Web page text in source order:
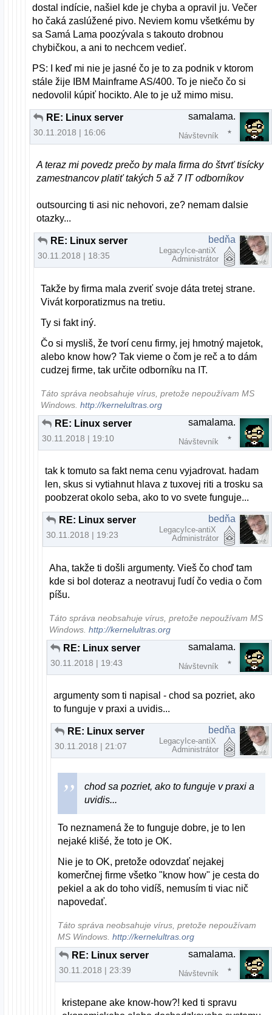
dostal indície, našiel kde je chyba a opravil ju. Večer
ho čaká zaslúžené pivo. Neviem komu všetkému by
sa Samá Lama poozývala s takouto drobnou
chybičkou, a ani to nechcem vedieť.
PS: I keď mi nie je jasné čo je to za podnik v ktorom
stále žije IBM Mainframe AS/400. To je niečo čo si
nedovolil kúpiť hocikto. Ale to je už mimo misu.
RE: Linux server
30.11.2018 | 16:06
samalama.
Návštevník
A teraz mi povedz prečo by mala firma do štvrť tisícky
zamestnancov platiť takých 5 až 7 IT odborníkov
outsourcing ti asi nic nehovori, ze? nemam dalsie
otazky...
RE: Linux server
30.11.2018 | 18:35
bedňa
LegacyIce-antiX
Administrátor
Takže by firma mala zveriť svoje dáta tretej strane.
Vivát korporatizmus na tretiu.
Ty si fakt iný.
Čo si mysliš, že tvorí cenu firmy, jej hmotný majetok,
alebo know how? Tak vieme o čom je reč a to dám
cudzej firme, tak určite odborníku na IT.
Táto správa neobsahuje vírus, pretože nepoužívam MS
Windows.http://kernelultras.org
RE: Linux server
30.11.2018 | 19:10
samalama.
Návštevník
tak k tomuto sa fakt nema cenu vyjadrovat. hadam
len, skus si vytiahnut hlava z tuxovej riti a trosku sa
poobzerat okolo seba, ako to vo svete funguje...
RE: Linux server
30.11.2018 | 19:23
bedňa
LegacyIce-antiX
Administrátor
Aha, takže ti došli argumenty. Vieš čo choď tam
kde si bol doteraz a neotravuj ľudí čo vedia o čom
píšu.
Táto správa neobsahuje vírus, pretože nepoužívam MS
Windows.http://kernelultras.org
RE: Linux server
30.11.2018 | 19:43
samalama.
Návštevník
argumenty som ti napisal - chod sa pozriet, ako
to funguje v praxi a uvidis...
RE: Linux server
30.11.2018 | 21:07
bedňa
LegacyIce-antiX
Administrátor
chod sa pozriet, ako to funguje v praxi a
uvidis...
To neznamená že to funguje dobre, je to len
nejaké klišé, že toto je OK.
Nie je to OK, pretože odovzdať nejakej
komerčnej firme všetko "know how" je cesta do
pekiel a ak do toho vidíš, nemusím ti viac nič
napovedať.
Táto správa neobsahuje vírus, pretože nepoužívam
MS Windows.http://kernelultras.org
RE: Linux server
30.11.2018 | 23:39
samalama.
Návštevník
kristepane ake know-how?! ked ti spravu